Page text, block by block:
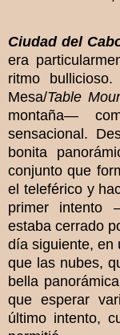
Ciudad del
era
ritmo
Mesa/Table
montaña—
sensacional.
bonita
conjunto que
el teleférico y
primer
estaba cerrado
día siguiente, en
que las nubes,
bella
que esperar
último intento,